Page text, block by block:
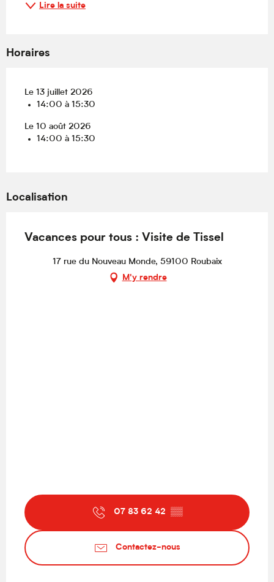
Lire la suite
Horaires
Le 13 juillet 2026
14:00 à 15:30
Le 10 août 2026
14:00 à 15:30
Localisation
Vacances pour tous : Visite de Tissel
17 rue du Nouveau Monde, 59100 Roubaix
M'y rendre
07 83 62 42 ▒▒
Contactez-nous